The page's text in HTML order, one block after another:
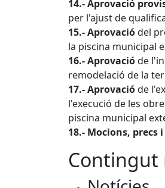
14.- Aprovació
per l'ajust de
15.- Aprovaciódel
la piscina municipal
16.- Aprovacióde
remodelació de la
17.- Aprovacióde
l'execució de les
piscina municipal
18.- Mocions, precs
Contingut